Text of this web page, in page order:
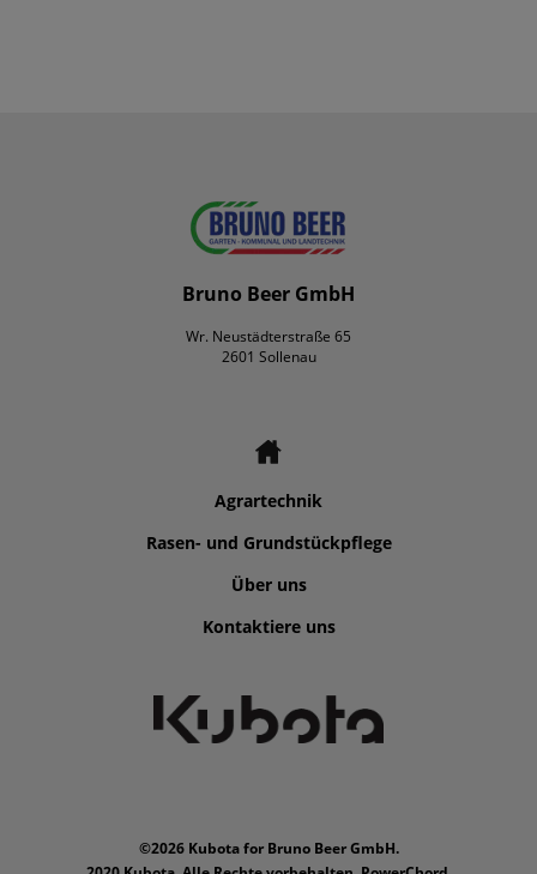
Bruno Beer GmbH
Wr. Neustädterstraße 65
2601 Sollenau
Agrartechnik
Rasen- und Grundstückpflege
Über uns
Kontaktiere uns
©2026 Kubota for Bruno Beer GmbH.